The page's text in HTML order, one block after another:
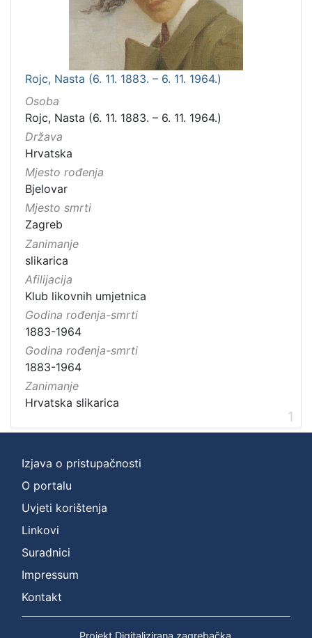
Rojc, Nasta (6. 11. 1883. – 6. 11. 1964.)
Osoba
Rojc, Nasta (6. 11. 1883. – 6. 11. 1964.)
Država
Hrvatska
Mjesto rođenja
Bjelovar
Mjesto smrti
Zagreb
Zanimanje
slikarica
Afilijacija
Klub likovnih umjetnica
Godina rođenja-smrti
1883-1964
Godina rođenja-smrti
1883-1964
Zanimanje
Hrvatska slikarica
1
Izjava o pristupačnosti
O portalu
Uvjeti korištenja
Linkovi
Suradnici
Impressum
Kontakt
Projekt Digitalizirana zagrebačka